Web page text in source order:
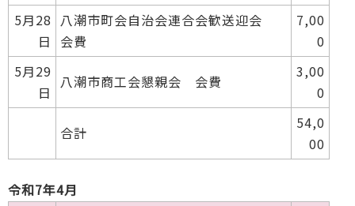
5月28
日
八潮市町会自治会連合会歓送迎会
会費
7,00
0
5月29
日
八潮市商工会懇親会 会費
3,00
0
合計
54,0
00
令和7年4月